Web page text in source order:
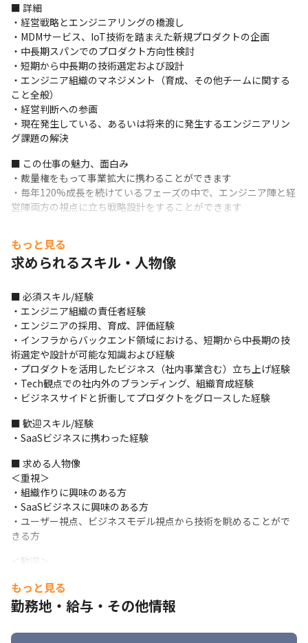
■ 詳細
・経営戦略とエンジニアリングの橋渡し
・MDMサービス、IoT技術を踏まえた新規プロダクトの企画
・中長期スパンでのプロダクト方向性検討
・短期から中長期の技術選定および設計
・エンジニア組織のマネジメント（育成、その他チームに関する
こと全般）
・経営判断への参画
・現在発生している、あるいは将来的に発生するエンジニアリン
グ課題の解決
■ この仕事の魅力、面白み
・裁量権をもって事業拡大に携わることができます
・毎年120%成長を続けているフェーズの中で、エンジニア陣と経
営陣両方の視点に立ち戦略設計をすることができます
もっと見る
求められるスキル・人物像
■ 必須スキル/経験
・エンジニア組織の責任者経験
・エンジニアの採用、育成、評価経験
・インフラからバックエンド領域における、短期から中長期の技
術選定や設計が可能な知識および経験
・プロダクトを活用したビジネス（社内事業含む）立ち上げ経験
・Tech観点での社内外のブランディング、組織育成経験
・ビジネスサイドと折衝してプロダクトをグロースした経験
■ 歓迎スキル/経験
・SaaSビジネスに携わった経験
■ 求める人物像
＜重視＞
・組織作りに興味のある方
・SaaSビジネスに興味のある方
・ユーザー視点、ビジネスモデル視点から技術を眺めることがで
きる方
＜歓迎＞
・熱いマインドを持って仕事に取り組める方
・プロジェクトでPDCAを回せる方
もっと見る
勤務地・給与・その他情報